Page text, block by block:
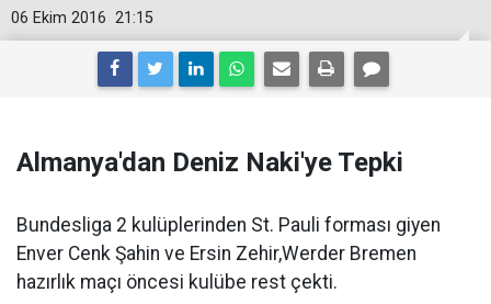
21:15
06 Ekim 2016
Almanya'dan Deniz Naki'ye Tepki
Bundesliga 2 kulüplerinden St. Pauli forması giyen
Enver Cenk Şahin ve Ersin Zehir,Werder Bremen
hazırlık maçı öncesi kulübe rest çekti.